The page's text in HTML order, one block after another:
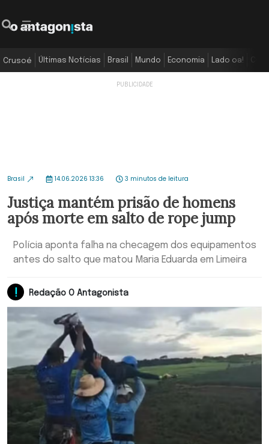
Crusoé Últimas Notícias Brasil Mundo Economia Lado oa!
Brasil 14.06.2026 13:36 3 minutos de leitura
Justiça mantém prisão de homens
após morte em salto de rope jump
Polícia aponta falha na checagem dos equipamentos
antes do salto que matou Maria Eduarda em Limeira
Redação O Antagonista